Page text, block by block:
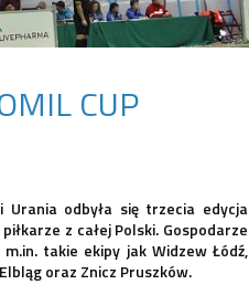
CUP
odbyła się trzecia edycja
z całej Polski. Gospodarze
takie ekipy jak Widzew Łódź,
oraz Znicz Pruszków.